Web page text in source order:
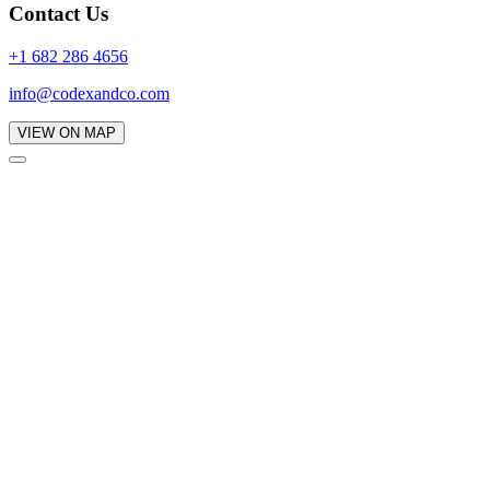
Contact Us
+1 682 286 4656
info@codexandco.com
VIEW ON MAP